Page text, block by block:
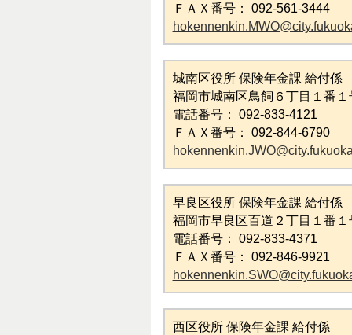
ＦＡＸ番号： 092-561-3444
城南区役所 保険年金課 給付係
福岡市城南区鳥飼６丁目１番１
電話番号： 092-833-4121
ＦＡＸ番号： 092-844-6790
早良区役所 保険年金課 給付係
福岡市早良区百道２丁目１番１
電話番号： 092-833-4371
ＦＡＸ番号： 092-846-9921
西区役所 保険年金課 給付係